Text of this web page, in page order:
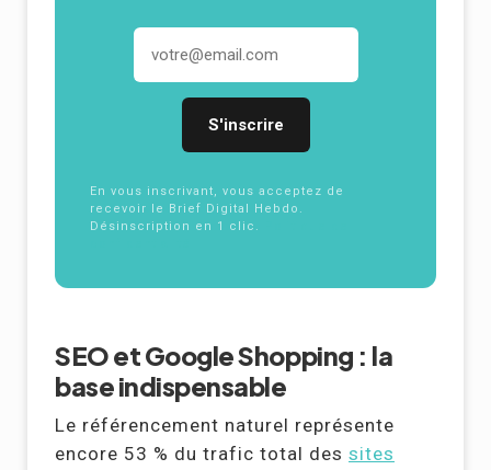
En vous inscrivant, vous acceptez de
recevoir le Brief Digital Hebdo.
Désinscription en 1 clic.
SEO et Google Shopping : la
base indispensable
Le référencement naturel représente
encore 53 % du trafic total des sites